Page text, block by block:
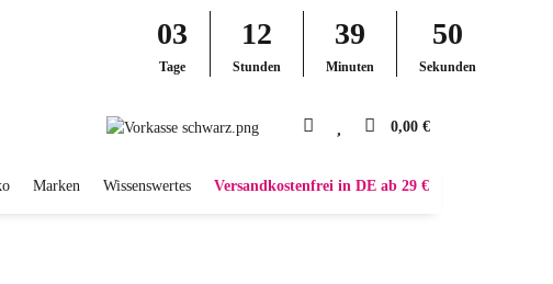
03
Tage
12
Stunden
39
Minuten
49
Sekunden
0,00 €
Marken Wissenswertes Versandkostenfrei in DE ab 29 €